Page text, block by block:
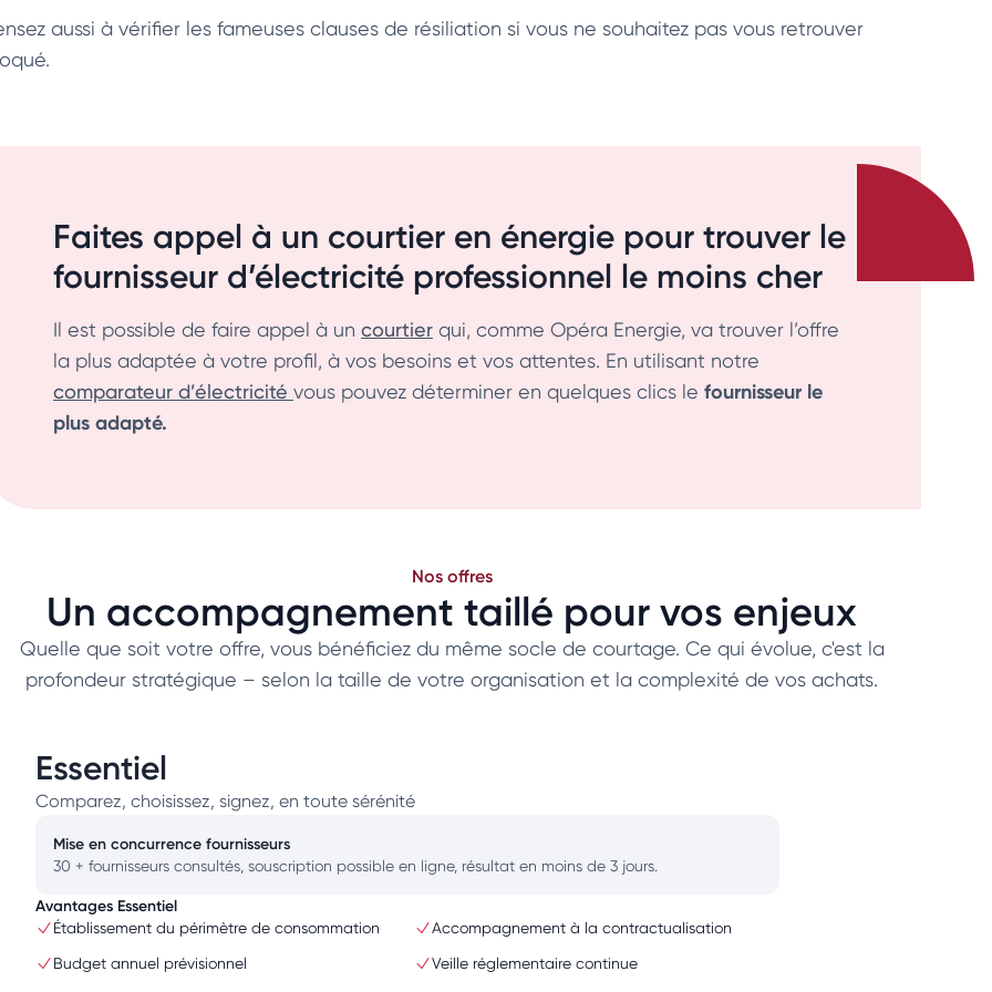
aussi à vérifier les fameuses clauses de résiliation si vous ne souhaitez pas vous retrouver
Faites appel à un courtier en énergie pour trouver le
fournisseur d’électricité professionnel le moins cher
Il est possible de faire appel à un courtier qui, comme Opéra Energie, va trouver l’offre
la plus adaptée à votre profil, à vos besoins et vos attentes. En utilisant notre
comparateur d’électricité vous pouvez déterminer en quelques clics le fournisseur le
plus adapté.
Nos offres
Un accompagnement taillé pour vos enjeux
Quelle que soit votre offre, vous bénéficiez du même socle de courtage. Ce qui évolue, c'est la
profondeur stratégique – selon la taille de votre organisation et la complexité de vos achats.
Essentiel
Comparez, choisissez, signez, en toute sérénité
Mise en concurrence fournisseurs
30 + fournisseurs consultés, souscription possible en ligne, résultat en moins de 3 jours.
Avantages Essentiel
Établissement du périmètre de consommation
Accompagnement à la contractualisation
Budget annuel prévisionnel
Veille réglementaire continue